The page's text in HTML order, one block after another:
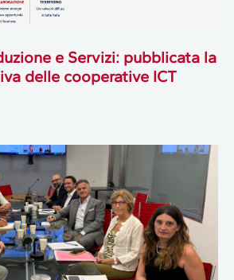
e Servizi: pubblicata la
delle cooperative ICT